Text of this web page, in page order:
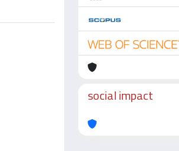
social impact